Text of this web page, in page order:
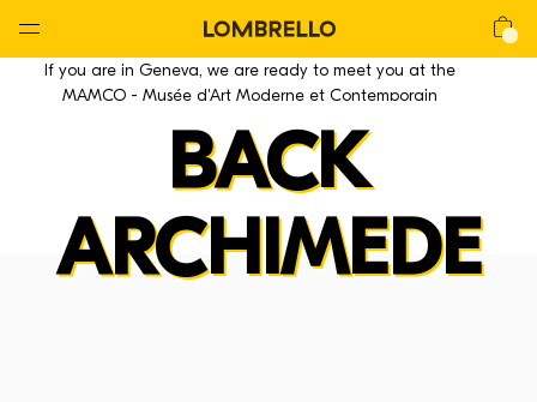
Nav
Open
Menu
Lombrello
If you are in Geneva, we are ready to meet you at the
MAMCO - Musée d'Art Moderne et Contemporain
BACK
ARCHIMEDE
La CHAIR
La Chair